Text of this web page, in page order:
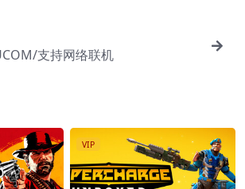
支持网络联机
VIP